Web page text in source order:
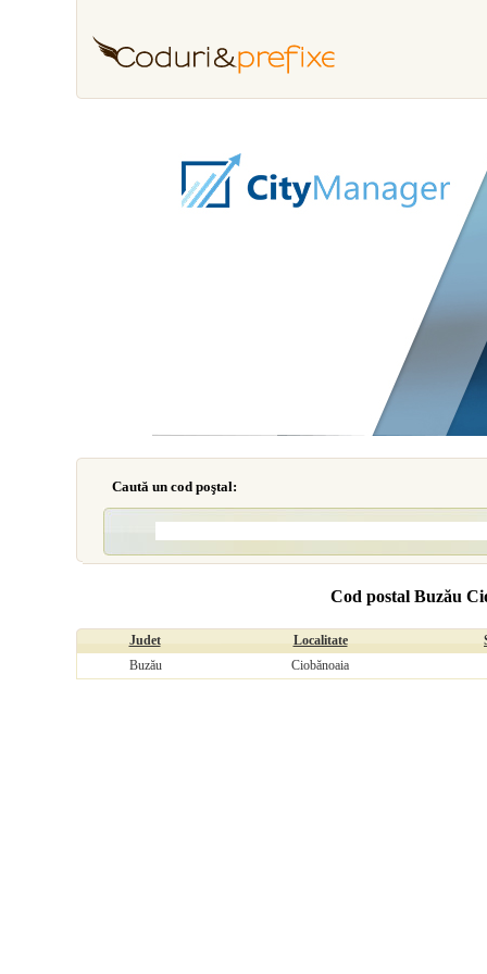
Caută un cod poştal:
Cod postal Buzău
Judet Localitate
Buzău
Ciobănoaia